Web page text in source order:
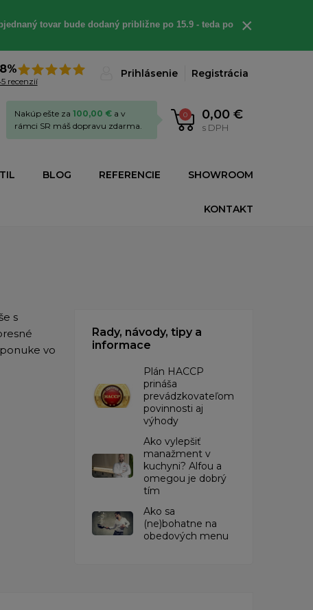
tovar bude dodaný približne po 15.9 - teda po
×
recenzií
Prihlásenie Registrácia
0 0,00 €
s DPH
Nakúp ešte za 100,00 € a v
rámci SR máš dopravu zdarma.
BLOG REFERENCIE SHOWROOM
KONTAKT
s
vo
Rady, návody, tipy a
informace
​Plán HACCP
prináša
prevádzkovateľom
povinnosti aj
výhody
Ako vylepšiť
manažment v
kuchyni? Alfou a
omegou je dobrý
tím
​Ako sa
(ne)bohatne na
obedových menu